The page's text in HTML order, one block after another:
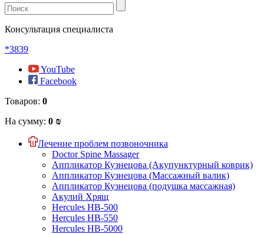
Консультация специалиста
*3839
YouTube
Facebook
Товаров: 0
На сумму: 0 ₪
Лечение проблем позвоночника
Doctor Spine Massager
Аппликатор Кузнецова (Акупунктурный коврик)
Аппликатор Кузнецова (Массажный валик)
Аппликатор Кузнецова (подушка массажная)
Акулий Хрящ
Hercules HB-500
Hercules HB-550
Hercules HB-5000